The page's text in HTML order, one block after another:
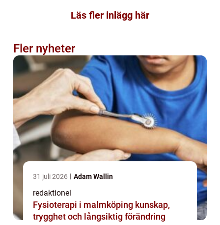
Läs fler inlägg här
Fler nyheter
31 juli 2026 Adam Wallin
redaktionel
Fysioterapi i malmköping kunskap,
trygghet och långsiktig förändring